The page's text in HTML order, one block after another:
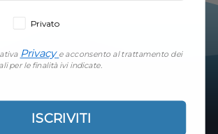
Privato
Privacy e acconsento al trattamento dei
per le finalità ivi indicate.
ISCRIVITI